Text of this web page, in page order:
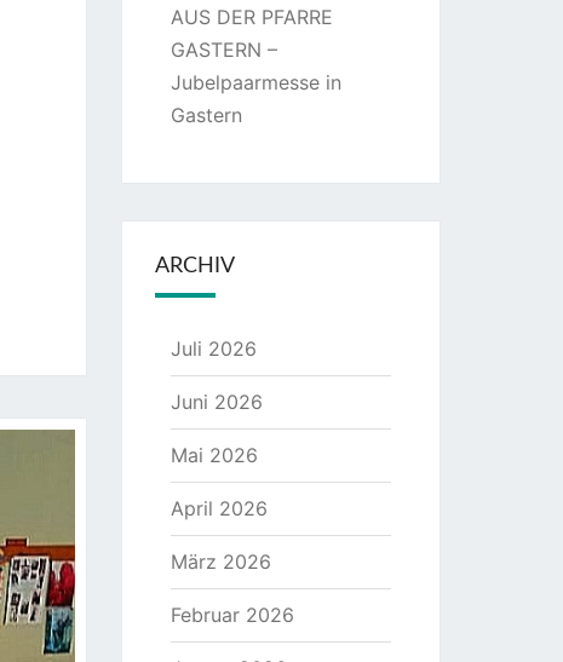
AUS DER PFARRE
GASTERN –
Jubelpaarmesse in
Gastern
ARCHIV
Juli 2026
Juni 2026
Mai 2026
April 2026
März 2026
Februar 2026